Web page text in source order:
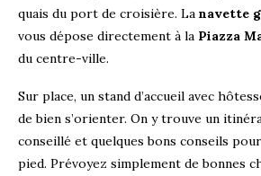
quais du port de croisière. La navette
vous dépose directement à la Piazza
du centre-ville.
Sur place, un stand d’accueil avec
de bien s’orienter. On y trouve un
conseillé et quelques bons conseils
pied. Prévoyez simplement de bonnes